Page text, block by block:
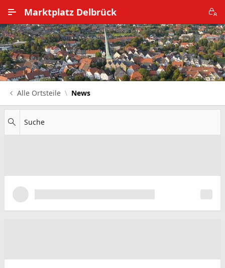
Marktplatz Delbrück
Alle Ortsteile
Impressum
Datenschutz
Alle Ortsteile News
Suche